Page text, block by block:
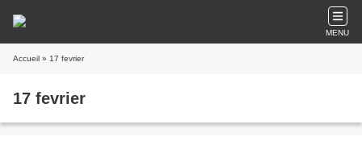
MENU
Accueil » 17 fevrier
17 fevrier